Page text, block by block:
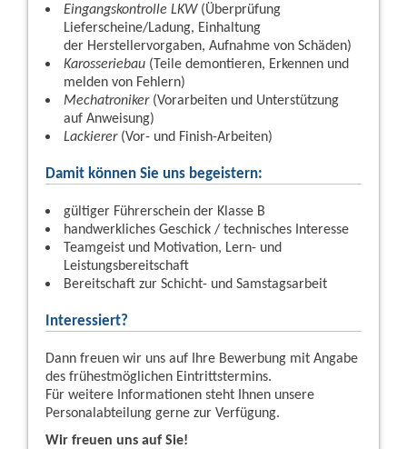
Eingangskontrolle LKW(Überprüfung
Lieferscheine/Ladung, Einhaltung
der Herstellervorgaben, Aufnahme von Schäden)
Karosseriebau (Teile demontieren, Erkennen und
melden von Fehlern)
Mechatroniker(Vorarbeiten und Unterstützung
auf Anweisung)
Lackierer(Vor- und Finish-Arbeiten)
Damit können Sie uns begeistern:
gültiger Führerschein der Klasse B
handwerkliches Geschick / technisches Interesse
Teamgeist und Motivation, Lern- und
Leistungsbereitschaft
Bereitschaft zur Schicht- und Samstagsarbeit
Interessiert?
Dann freuen wir uns auf Ihre Bewerbung mit Angabe
des frühestmöglichen Eintrittstermins.
Für weitere Informationen steht Ihnen unsere
Personalabteilung gerne zur Verfügung.
Wir freuen uns auf Sie!